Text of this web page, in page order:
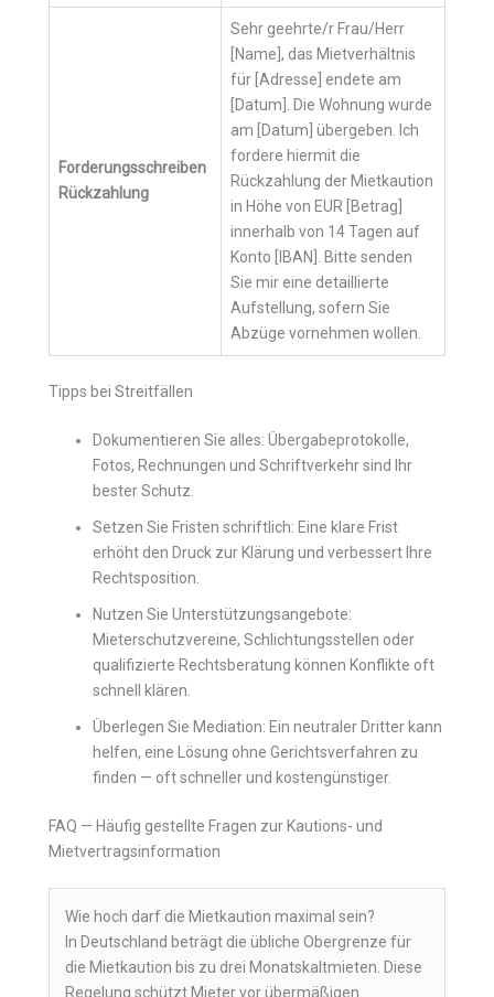
Forderungsschreiben
Rückzahlung
Sehr geehrte/r Frau/Herr
[Name], das Mietverhältnis
für [Adresse] endete am
[Datum]. Die Wohnung wurde
am [Datum] übergeben. Ich
fordere hiermit die
Rückzahlung der Mietkaution
in Höhe von EUR [Betrag]
innerhalb von 14 Tagen auf
Konto [IBAN]. Bitte senden
Sie mir eine detaillierte
Aufstellung, sofern Sie
Abzüge vornehmen wollen.
Tipps bei Streitfällen
Dokumentieren Sie alles: Übergabeprotokolle,
Fotos, Rechnungen und Schriftverkehr sind Ihr
bester Schutz.
Setzen Sie Fristen schriftlich: Eine klare Frist
erhöht den Druck zur Klärung und verbessert Ihre
Rechtsposition.
Nutzen Sie Unterstützungsangebote:
Mieterschutzvereine, Schlichtungsstellen oder
qualifizierte Rechtsberatung können Konflikte oft
schnell klären.
Überlegen Sie Mediation: Ein neutraler Dritter kann
helfen, eine Lösung ohne Gerichtsverfahren zu
finden — oft schneller und kostengünstiger.
FAQ — Häufig gestellte Fragen zur Kautions- und
Mietvertragsinformation
Wie hoch darf die Mietkaution maximal sein?
In Deutschland beträgt die übliche Obergrenze für
die Mietkaution bis zu drei Monatskaltmieten. Diese
Regelung schützt Mieter vor übermäßigen